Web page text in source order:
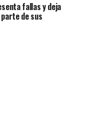
fallas y deja
de sus